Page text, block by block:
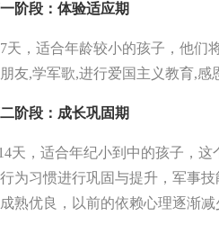
阶段：体验适应期
天，适合年龄较小的孩子，他们
友,学军歌,进行爱国主义教育,感
阶段：成长巩固期
天，适合年纪小到中的孩子，
为习惯进行巩固与提升，军事
熟优良，以前的依赖心理逐渐减